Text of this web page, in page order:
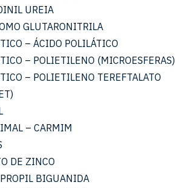
UREIA
GLUTARONITRILA
– ÁCIDO POLILÁTICO
– POLIETILENO (MICROESFERAS)
– POLIETILENO TEREFTALATO
– CARMIM
DE ZINCO
BIGUANIDA